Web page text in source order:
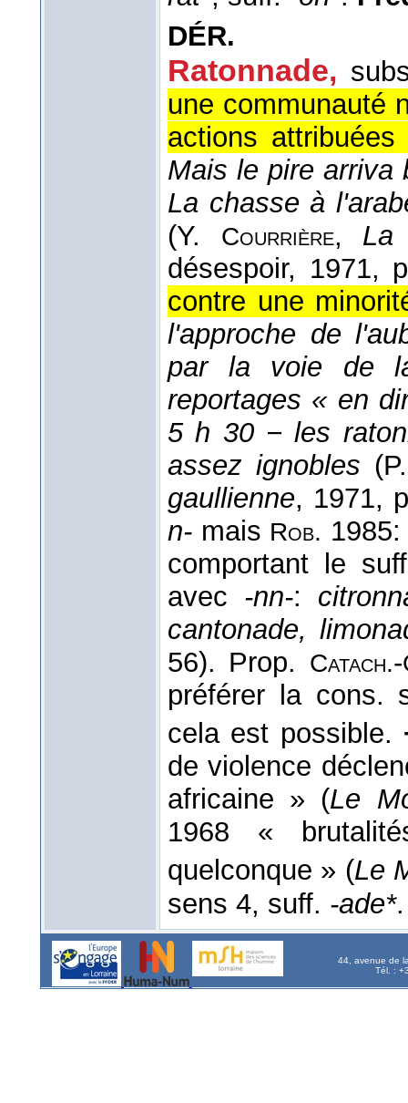
DÉR.
Ratonnade,
une communauté
actions
Mais le pire arriva
La chasse à
(Y. Courrière, La
désespoir, 1971,
contre une
l'approche de
par la voie de
reportages « en
5 h 30 − les
assez ignobles (
gaullienne, 1971,
n- mais Rob.
comportant le
avec -nn-:
cantonade,
56). Prop.
Catach.-
préférer la cons.
cela est possible.
de violence
africaine » (Le
1968 «
quelconque » (Le
sens 4, suff. -ade*.
44, avenue de
Tél. :